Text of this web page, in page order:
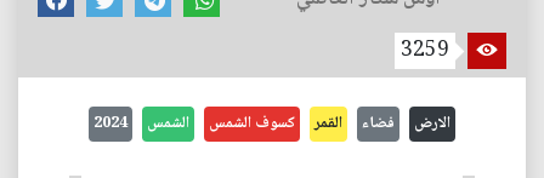
3259
الارض فضاء القمر كسوف الشمس الشمس 2024